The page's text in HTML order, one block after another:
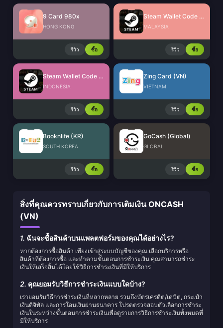
9 Card 980x
HONG KONG
รีวิว ซื้อ
Steam Wallet Code (MYR)
MALAYSIA
รีวิว ซื้อ
Steam Wallet Code (IDR)
INDONESIA
รีวิว ซื้อ
Zing Card (VN)
VIETNAM
รีวิว ซื้อ
Booknlife (KR)
SOUTH KOREA
รีวิว ซื้อ
GoCash (Global)
GLOBAL
รีวิว ซื้อ
สิ่งที่คุณควรทราบเกี่ยวกับการเติมเงิน ONCASH
(VN)
1. ฉันจะซื้อสินค้าบนแพลตฟอร์มของคุณได้อย่างไร?
หากต้องการซื้อสินค้า เพียงเข้าสู่ระบบบัญชีของคุณ เลือกบริการหรือ
สินค้าที่ต้องการซื้อ และทำตามขั้นตอนการชำระเงิน คุณสามารถชำระ
เงินให้เสร็จสิ้นได้โดยใช้วิธีการชำระเงินที่มีให้บริการ
2. คุณยอมรับวิธีการชำระเงินแบบใดบ้าง?
เรายอมรับวิธีการชำระเงินที่หลากหลาย รวมถึงบัตรเครดิต/เดบิต, กระเป๋า
เงินดิจิทัล และการโอนเงินผ่านธนาคาร โปรดตรวจสอบตัวเลือกการชำระ
เงินในระหว่างขั้นตอนการชำระเงินเพื่อดูรายการวิธีการชำระเงินทั้งหมดที่
มีให้บริการ